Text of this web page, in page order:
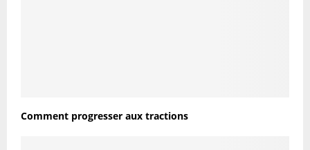
Comment progresser aux tractions